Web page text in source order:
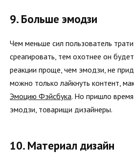
9. Больше эмодзи
Чем меньше сил пользователь
среагировать, тем охотнее он
реакции проще, чем эмодзи, не
можно только лайкнуть контент,
Эмоцию Фэйсбука. Но пришло
эмодзи, товарищи дизайнеры.
10. Материал дизайн